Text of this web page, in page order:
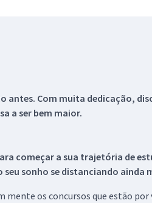
antes. Com muita dedicação,
a ser bem maior.
começar a sua trajetória de
sonho se distanciando ainda
os concursos que estão